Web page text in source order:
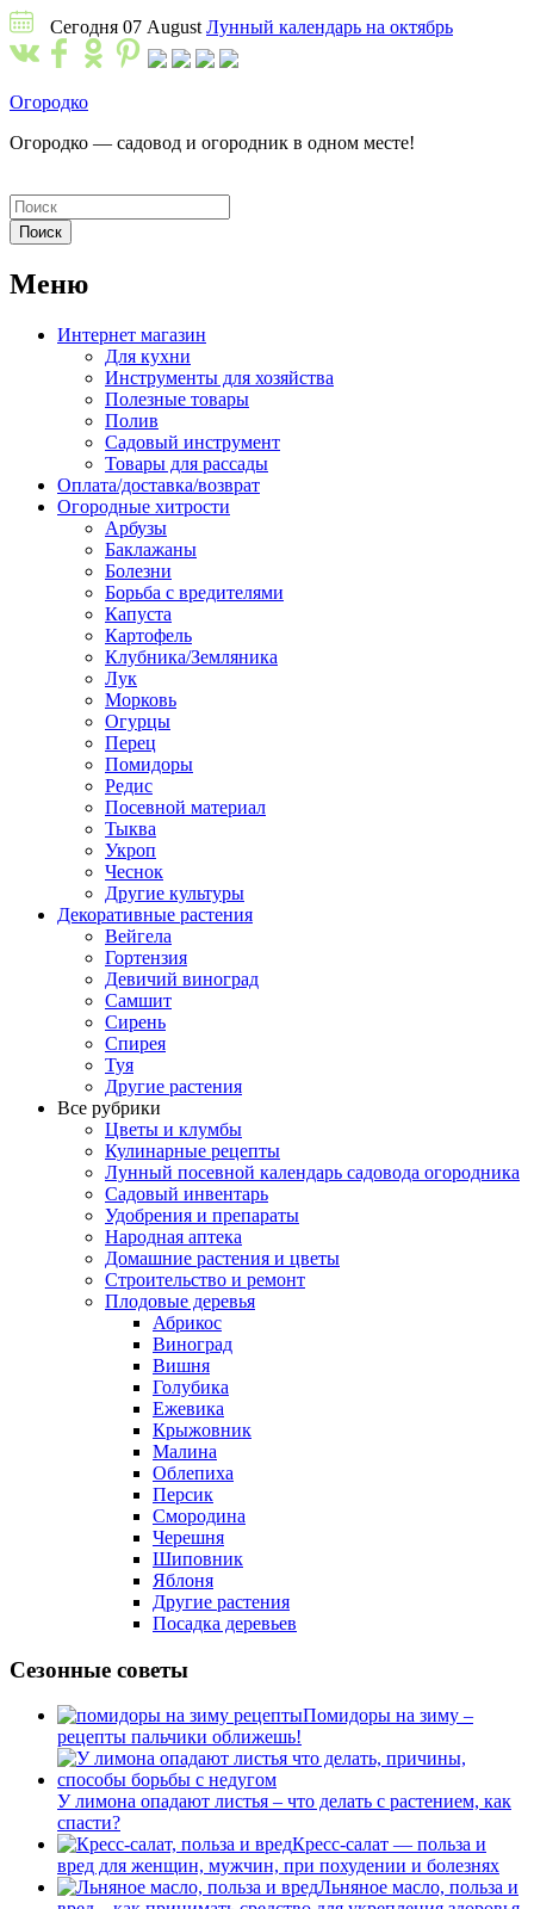
Сегодня 07 August Лунный календарь на октябрь
Огородко
Огородко — садовод и огородник в одном месте!
Меню
Интернет магазин
Для кухни
Инструменты для хозяйства
Полезные товары
Полив
Садовый инструмент
Товары для рассады
Оплата/доставка/возврат
Огородные хитрости
Арбузы
Баклажаны
Болезни
Борьба с вредителями
Капуста
Картофель
Клубника/Земляника
Лук
Морковь
Огурцы
Перец
Помидоры
Редис
Посевной материал
Тыква
Укроп
Чеснок
Другие культуры
Декоративные растения
Вейгела
Гортензия
Девичий виноград
Самшит
Сирень
Спирея
Туя
Другие растения
Все рубрики
Цветы и клумбы
Кулинарные рецепты
Лунный посевной календарь садовода огородника
Садовый инвентарь
Удобрения и препараты
Народная аптека
Домашние растения и цветы
Строительство и ремонт
Плодовые деревья
Абрикос
Виноград
Вишня
Голубика
Ежевика
Крыжовник
Малина
Облепиха
Персик
Смородина
Черешня
Шиповник
Яблоня
Другие растения
Посадка деревьев
Сезонные советы
Помидоры на зиму –
рецепты пальчики оближешь!
У лимона опадают листья – что делать с растением, как
спасти?
Кресс-салат — польза и
вред для женщин, мужчин, при похудении и болезнях
Льняное масло, польза и